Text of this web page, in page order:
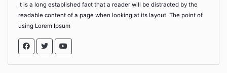
It is a long established fact that a reader will be distracted by the
readable content of a page when looking at its layout. The point of
using Lorem Ipsum